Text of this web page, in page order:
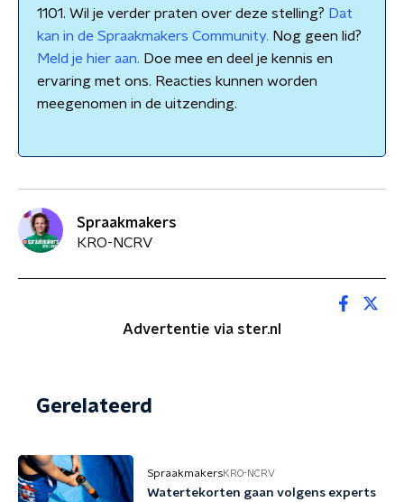
1101. Wil je verder praten over deze stelling? Dat
kan in de Spraakmakers Community. Nog geen lid?
Meld je hier aan. Doe mee en deel je kennis en
ervaring met ons. Reacties kunnen worden
meegenomen in de uitzending.
Spraakmakers
KRO-NCRV
Advertentie via ster.nl
Gerelateerd
SpraakmakersKRO-NCRV
Watertekorten gaan volgens experts